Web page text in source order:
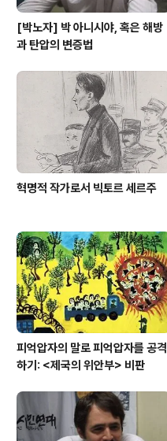
[박노자] 박 아니시야, 혹은 해방
과 탄압의 변증법
혁명적 작가로서 빅토르 세르주
피억압자의 말로 피억압자를 공격
하기: <제국의 위안부> 비판